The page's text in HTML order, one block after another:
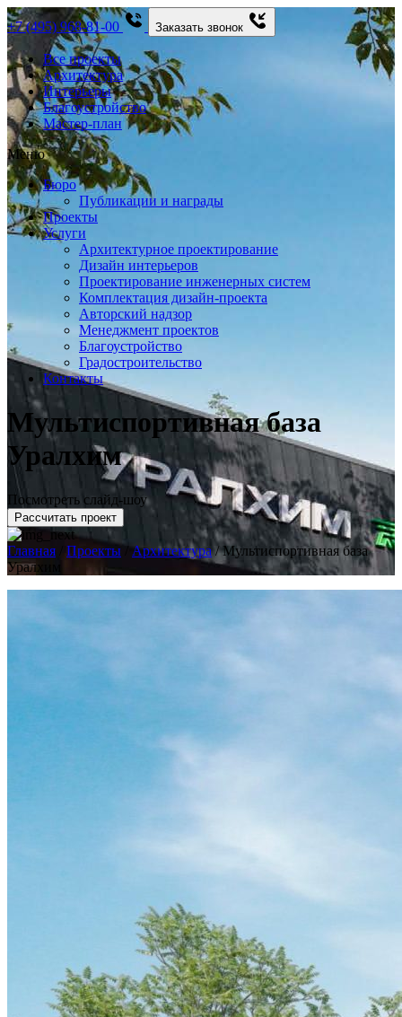
+7 (495) 968-81-00 Заказать звонок
Все проекты
Архитектура
Интерьеры
Благоустройство
Мастер-план
Меню
Бюро
Публикации и награды
Проекты
Услуги
Архитектурное проектирование
Дизайн интерьеров
Проектирование инженерных систем
Комплектация дизайн-проекта
Авторский надзор
Менеджмент проектов
Благоустройство
Градостроительство
Контакты
Мультиспортивная база
Уралхим
Посмотреть слайд-шоу
Рассчитать проект
Главная Проекты /Архитектура /Мультиспортивная база
Уралхим